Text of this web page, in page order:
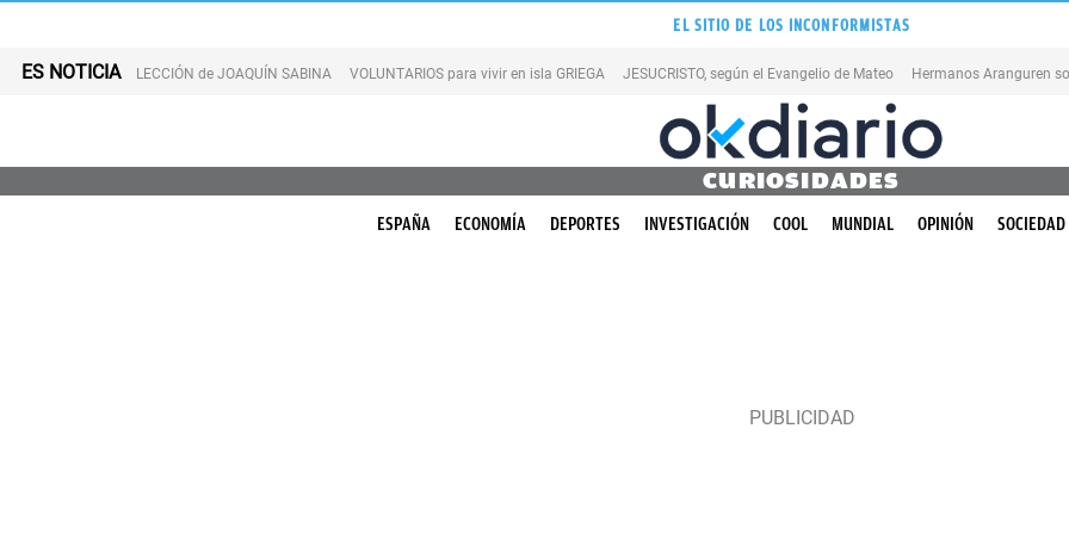
EL SITIO DE LOS INCONFORMISTAS
ES NOTICIA LECCIÓN de JOAQUÍN SABINA VOLUNTARIOS para vivir en isla GRIEGA JESUCRISTO, según el Evangelio de Mateo Hermanos Aranguren
CURIOSIDADES
ESPAÑA ECONOMÍA DEPORTES INVESTIGACIÓN COOL MUNDIAL OPINIÓN SOCIEDAD